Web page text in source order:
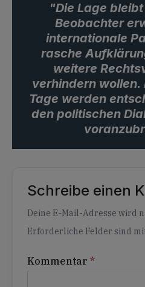
"Die Lage
Beobachter
internationale
rasche
weitere
verhindern wollen.
Tage werden
den politischen
Schreibe einen
Deine E-Mail-Adresse wird
Erforderliche Felder sind
Kommentar *
Alternative: